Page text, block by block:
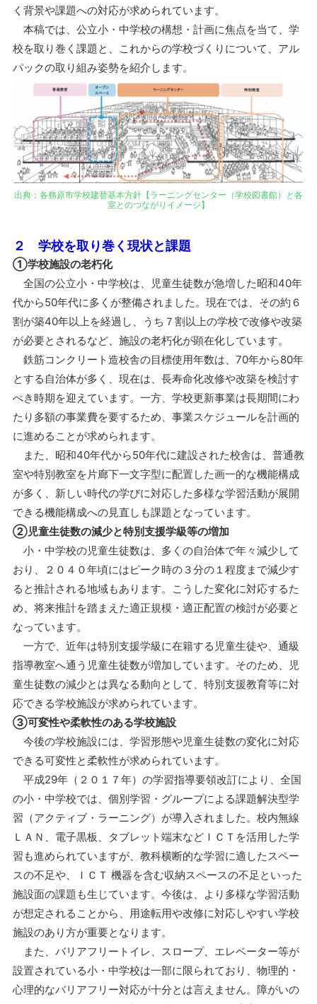
く背景や課題への対応が求められています。
本稿では、公立小・中学校の構想・計画に焦点を当て、学
校を取り巻く課題と、これからの学校づくりについて、アル
パックの取り組み姿勢を紹介します。
出典：各務原市学校建替基本方針【ラーニングセンター（学校図書館）と各
室とのつながりイメージ】
２ 学校を取り巻く現状と課題
①学校施設の老朽化
全国の公立小・中学校は、児童生徒数が急増した昭和40年
代から50年代に多くが整備されました。現在では、その約６
割が築40年以上を経過し、うち７割以上の学校で改修や改築
が必要とされるなど、施設の老朽化が顕在化しています。
鉄筋コンクリート造校舎の目標使用年数は、70年から80年
とする自治体が多く、現在は、長寿命化改修や改築を検討す
べき時期を迎えています。一方、学校更新事業は長期間にわ
たり多額の事業費を要するため、事業スケジュールを計画的
に進めることが求められます。
また、昭和40年代から50年代に建設された校舎は、普通教
室や特別教室を片廊下一文字型に配置した画一的な機能構成
が多く、新しい時代の学びに対応した多様な学習活動が展開
できる機能構成への見直しも課題となっています。
②児童生徒数の減少と特別支援学級等の増加
小・中学校の児童生徒数は、多くの自治体で年々減少して
おり、２０４０年頃にはピーク時の３分の１程度まで減少す
ると推計される地域もあります。こうした変化に対応するた
め、将来推計を踏まえた適正規模・適正配置の検討が必要と
なっています。
一方で、近年は特別支援学級に在籍する児童生徒や、通級
指導教室へ通う児童生徒数が増加しています。そのため、児
童生徒数の減少とは異なる動向として、特別支援教育等に対
応できる学校施設が求められています。
③可変性や柔軟性のある学校施設
今後の学校施設には、学習形態や児童生徒数の変化に対応
できる可変性と柔軟性が求められています。
平成29年（２０１７年）の学習指導要領改訂により、全国
の小・中学校では、個別学習・グループによる課題解決型学
習（アクティブ・ラーニング）が導入されました。校内無線
ＬＡＮ、電子黒板、タブレット端末などＩＣＴを活用した学
習も進められていますが、教科横断的な学習に適したスペー
スの不足や、ＩＣＴ 機器を含む収納スペースの不足といった
施設面の課題も生じています。今後は、より多様な学習活動
が想定されることから、用途転用や改修に対応しやすい学校
施設のあり方が重要となります。
また、バリアフリートイレ、スロープ、エレベーター等が
設置されている小・中学校は一部に限られており、物理的・
心理的なバリアフリー対応が十分とは言えません。障がいの